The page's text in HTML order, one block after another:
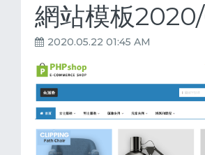
網站模板
2020.05.22 01:45 AM